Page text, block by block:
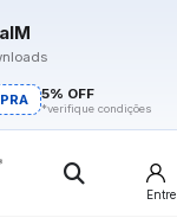
5% OFF
*verifique condições
Entre